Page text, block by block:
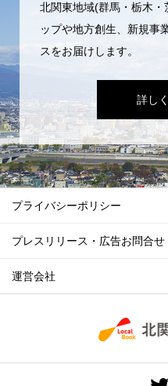
北関東地域(群馬・栃木
ップや地方創生、新規事
スをお届けします。
詳し
プライバシーポリシー
プレスリリース・広告お問合せ
運営会社